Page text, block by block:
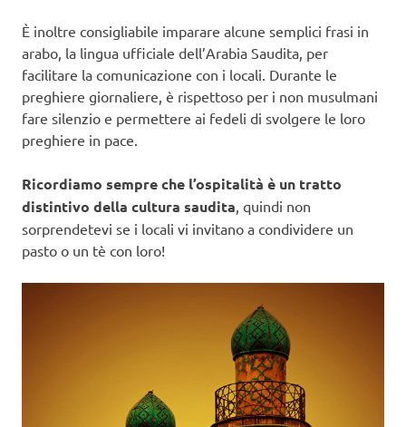
È inoltre consigliabile imparare alcune semplici frasi in
arabo, la lingua ufficiale dell’Arabia Saudita, per
facilitare la comunicazione con i locali. Durante le
preghiere giornaliere, è rispettoso per i non musulmani
fare silenzio e permettere ai fedeli di svolgere le loro
preghiere in pace.
Ricordiamo sempre che l’ospitalità è un tratto
distintivo della cultura saudita, quindi non
sorprendetevi se i locali vi invitano a condividere un
pasto o un tè con loro!